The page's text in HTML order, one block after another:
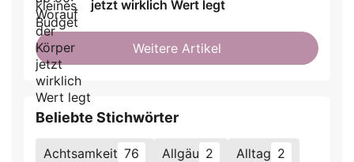
jetzt wirklich Wert legt
Weitere Artikel
Beliebte Stichwörter
Achtsamkeit 76 Allgäu 2 Alltag 2